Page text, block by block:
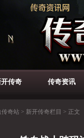
传奇 传奇资讯
传奇站 > 新开传奇栏目 > 正文